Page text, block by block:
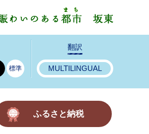
標準
翻訳
MULTILINGUAL
ふるさと納税